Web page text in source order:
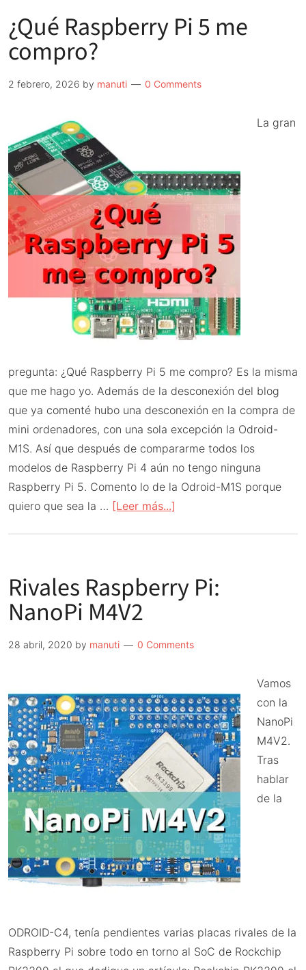
NVMe
mano
¿Qué Raspberry Pi 5 me
compro?
2 febrero, 2026 by manuti 0 Comments
La gran
pregunta: ¿Qué Raspberry Pi 5 me compro? Es la misma
que me hago yo. Además de la desconexión del blog
que ya comenté hubo una desconexión en la compra de
mini ordenadores, con una sola excepción la Odroid-
M1S. Así que después de compararme todos los
modelos de Raspberry Pi 4 aún no tengo ninguna
Raspberry Pi 5. Comento lo de la Odroid-M1S porque
quiero que sea la … [Leer más...]
Pi
5
compro?
Rivales Raspberry Pi:
NanoPi M4V2
28 abril, 2020 by manuti 0 Comments
Vamos
con la
NanoPi
M4V2.
Tras
hablar
de la
ODROID-C4, tenía pendientes varias placas rivales de la
Raspberry Pi sobre todo en torno al SoC de Rockchip